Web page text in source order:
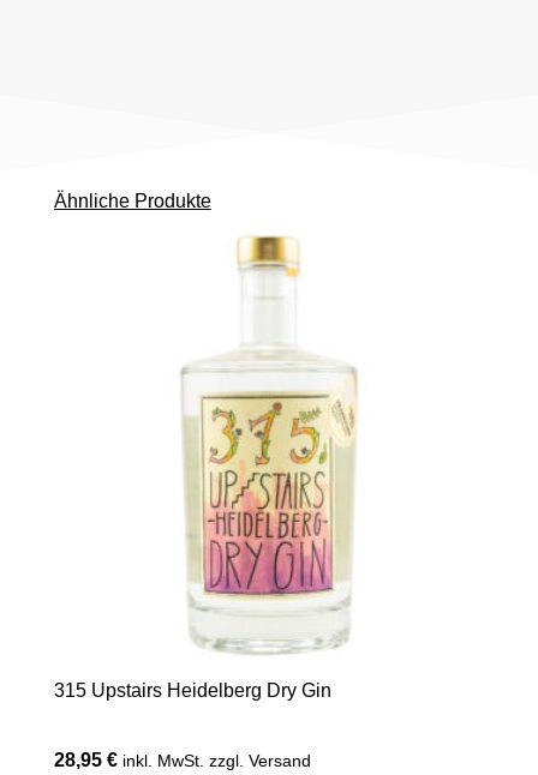
Ähnliche Produkte
315 Upstairs Heidelberg Dry Gin
28,95 € inkl. MwSt. zzgl. Versand